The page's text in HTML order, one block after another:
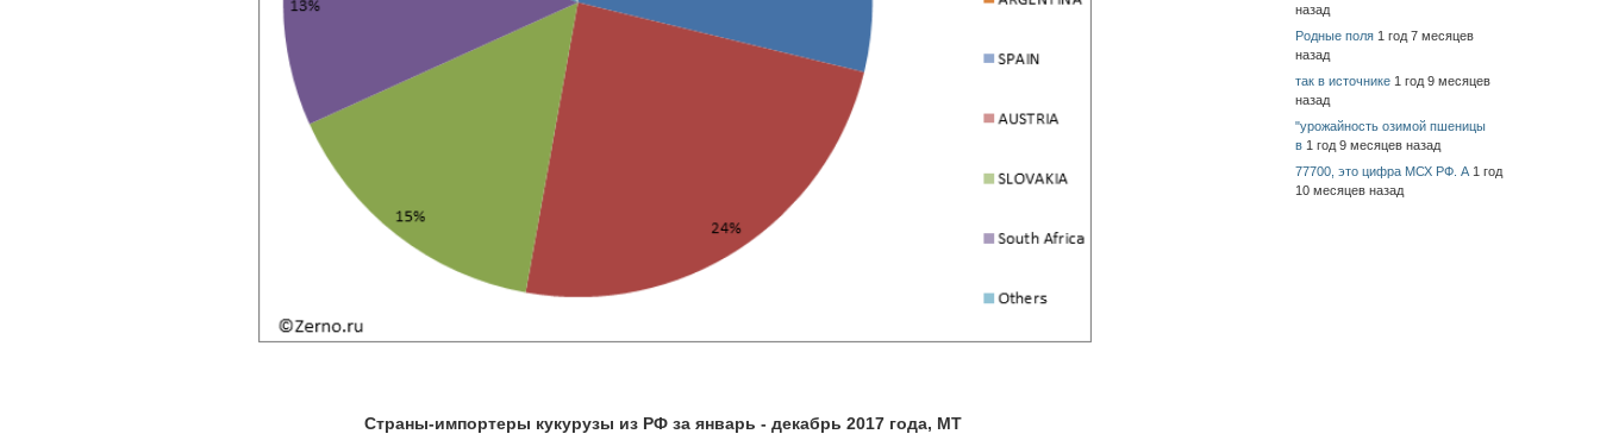
Страны-импортеры кукурузы из РФ за январь - декабрь 2017 года, МТ
назад
Родные поля 1 год 7 месяцев
назад
так в источнике 1 год 9 месяцев
назад
"урожайность озимой пшеницы
в 1 год 9 месяцев назад
77700, это цифра МСХ РФ. А 1 год
10 месяцев назад